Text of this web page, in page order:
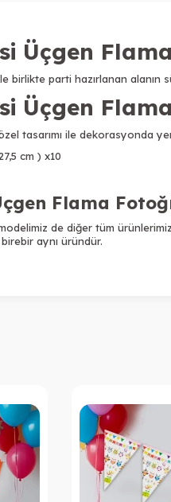
Üçgen Flama
birlikte parti hazırlanan alanın
Üçgen
tasarımı ile dekorasyonda
cm ) x10
Flama
de diğer tüm
birebir aynı üründür.